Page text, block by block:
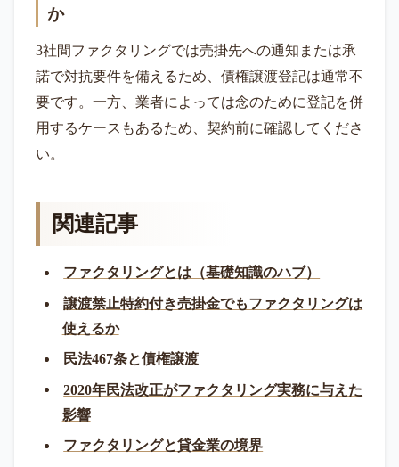
か
3社間ファクタリングでは売掛先への通知または承
諾で対抗要件を備えるため、債権譲渡登記は通常不
要です。一方、業者によっては念のために登記を併
用するケースもあるため、契約前に確認してくださ
い。
関連記事
ファクタリングとは（基礎知識のハブ）
譲渡禁止特約付き売掛金でもファクタリングは
使えるか
民法467条と債権譲渡
2020年民法改正がファクタリング実務に与えた
影響
ファクタリングと貸金業の境界